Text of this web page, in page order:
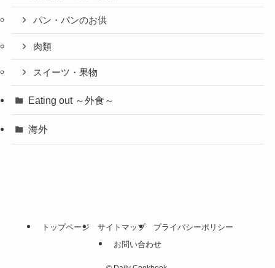
パン・パンのお供
肉類
スイーツ・果物
Eating out ～外食～
海外
トップページ サイトマップ
プライバシーポリシー
お問い合わせ